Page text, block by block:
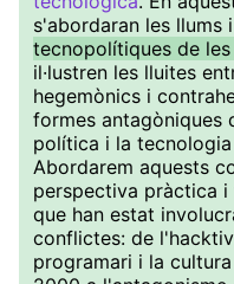
s'abordaran les llums
tecnopolítiques de
il·lustren les lluites
hegemònics i
formes antagòniques
política i la
Abordarem aquests
perspectiva pràctica
que han estat
conflictes: de
programari i la